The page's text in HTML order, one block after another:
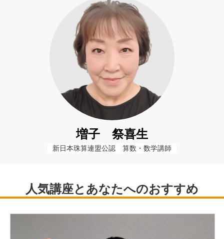
増子 祭喜生
新日本珠算連盟公認　算数・数学講師